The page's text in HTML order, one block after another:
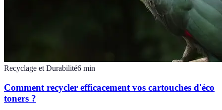
Recyclage et Durabilité6 min
Comment recycler efficacement vos cartouches d'éco
toners ?